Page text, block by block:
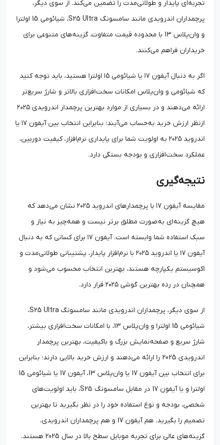
تجربه‌ای پایدار و طولانی‌مدت را تضمین می‌کند. از سوی دیگر،
پرچمداران اندرویدی مانند سامسونگ S25 Ultra، شیائومی 15 اولترا
و وان‌پلاس 13 با محدوده قیمت متفاوت، گزینه‌های متنوعی برای
خریداران فراهم می‌کنند.
اگر به دنبال آیفون ۱۷ یا شیائومی ۱۵ اولترا هستید، باید توجه کنید
که شیائومی و وان‌پلاس امکانات سخت‌افزاری بالاتر و شارژ سریع‌تر
ارائه می‌دهند و در بسیاری از موارد بهترین پرچمدار اندرویدی ۲۰۲۵
ازنظر ارزش خرید به‌حساب می‌آیند؛ بنابراین انتخاب بین آیفون ۱۷ یا
اندروید ۲۰۲۵ به اولویت شما برای پایداری نرم‌افزار، کیفیت دوربین،
عملکرد سخت‌افزاری و بودجه بستگی دارد.
نتیجه‌گیری
مقایسه آیفون ۱۷ با پرچمدارهای اندروید ۲۰۲۵ نشان می‌دهد که
هیچ گزینه‌ای به‌صورت مطلق برتر نیست و همه‌چیز به نیاز و
سبک استفاده شما وابسته است. آیفون ۱۷ برای کسانی که به دنبال
آیفون ۱۷ یا اندروید ۲۰۲۵ با نرم‌افزار پایدار، پشتیبانی طولانی‌مدت و
اکوسیستم یکپارچه هستند، بهترین انتخاب محسوب می‌شود و
همچنان در رده بهترین گوشی ۲۰۲۵ قرار دارد.
شیائومی 15 اولترا و وان‌پلاس 13، با امکانات سخت‌افزاری بیشتر،
شارژ سریع و صفحه‌نمایش بزرگ و باکیفیت، بهترین پرچمدار
اندرویدی 2025 را ارائه می‌دهند و ارزش خرید بالایی دارند؛ بنابراین
برای انتخاب بین آیفون 17 یا وان‌پلاس 13، آیفون 17 یا شیائومی 15
اولترا و یا آیفون 17 در مقابل سامسونگ S25، باید اولویت‌های
شخصی، بودجه و نوع استفاده خود را در نظر بگیرید تا بهترین
تصمیم را بگیرید. هم آیفون 17 و هم پرچمداران اندرویدی،
گزینه‌های عالی برای تجربه موبایل سطح بالا در سال 2025 هستند.